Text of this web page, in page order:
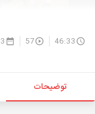
46:33
57 3 سال پیش
توضیحات